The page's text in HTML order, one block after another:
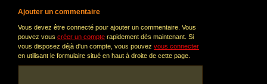
Ajouter un commentaire
Vous devez être connecté pour ajouter un commentaire. Vous
pouvez vous créer un compte rapidement dès maintenant. Si
vous disposez déjà d'un compte, vous pouvez vous connecter
en utilisant le formulaire situé en haut à droite de cette page.